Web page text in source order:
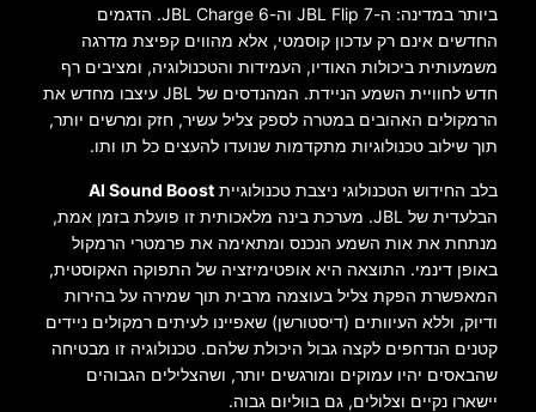
ביותר במדינה: ה-JBL Flip 7 וה-JBL Charge 6. הדגמים
החדשים אינם רק עדכון קוסמטי, אלא מהווים קפיצת מדרגה
משמעותית ביכולות האודיו, העמידות והטכנולוגיה, ומציבים רף
חדש לחוויית השמע הניידת. המהנדסים של JBL עיצבו מחדש את
הרמקולים האהובים במטרה לספק צליל עשיר, חזק ומרשים יותר,
תוך שילוב טכנולוגיות מתקדמות שנועדו להעצים כל תו ותו.
בלב החידוש הטכנולוגי ניצבת טכנולוגיית AI Sound Boost
הבלעדית של JBL. מערכת בינה מלאכותית זו פועלת בזמן אמת,
מנתחת את אות השמע הנכנס ומתאימה את פרמטרי הרמקול
באופן דינמי. התוצאה היא אופטימיזציה של התפוקה האקוסטית,
המאפשרת הפקת צליל בעוצמה מרבית תוך שמירה על בהירות
ודיוק, וללא העיוותים (דיסטורשן) שאפיינו לעיתים רמקולים ניידים
קטנים הנדחפים לקצה גבול היכולת שלהם. טכנולוגיה זו מבטיחה
שהבאסים יהיו עמוקים ומורגשים יותר, ושהצלילים הגבוהים
יישארו נקיים וצלולים, גם בווליום גבוה.